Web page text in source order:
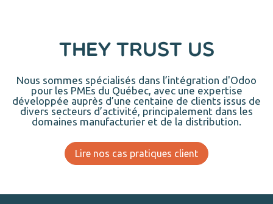
They trust us
Nous sommes spécialisés dans l’intégration d'Odoo
pour les PMEs du Québec, avec une expertise
développée auprès d’une centaine de clients issus de
divers secteurs d’activité, principalement dans les
domaines manufacturier et de la distribution.
Lire nos cas pratiques client